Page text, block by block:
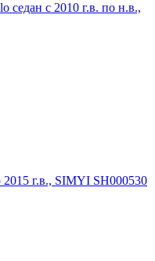
седан с 2010 г.в. по н.в.,
г.в., SIMYI SH000530